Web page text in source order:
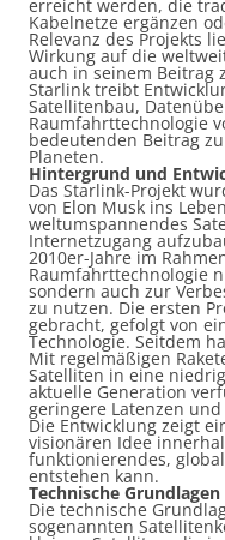
erreicht werden, die
Kabelnetze ergänzen
Relevanz des Projekts
Wirkung auf die
auch in seinem Beitrag
Starlink treibt
Satellitenbau,
Raumfahrttechnologie
bedeutenden Beitrag
Planeten.
Hintergrund und
Das Starlink-Projekt
von Elon Musk ins
weltumspannendes
Internetzugang
2010er-Jahre im
Raumfahrttechnologie
sondern auch zur
zu nutzen. Die ersten
gebracht, gefolgt von
Technologie. Seitdem
Mit regelmäßigen
Satelliten in eine
aktuelle Generation
geringere Latenzen
Die Entwicklung zeigt
visionären Idee
funktionierendes,
entstehen kann.
Technische Grundlagen
Die technische
sogenannten